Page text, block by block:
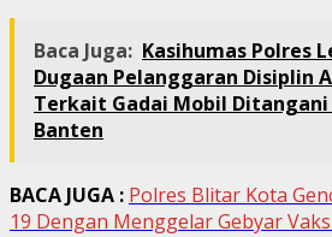
Baca Juga: Kasihumas Polres
Dugaan Pelanggaran Disiplin
Terkait Gadai Mobil Ditangani
Banten
BACA JUGA : Polres Blitar Kota
19 Dengan Menggelar Gebyar